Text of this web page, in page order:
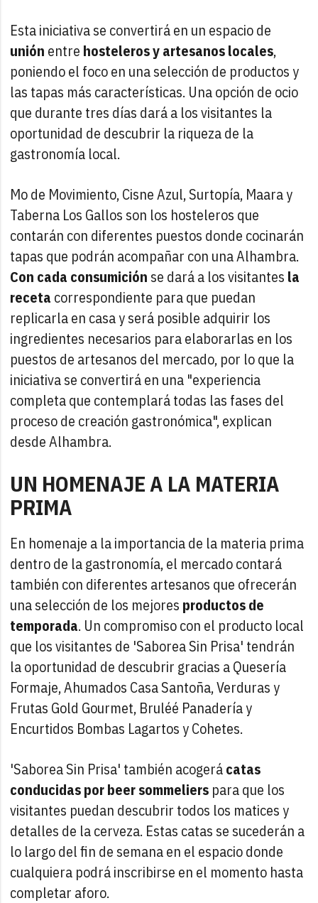
Esta iniciativa se convertirá en un espacio de
unión entre hosteleros y artesanos locales,
poniendo el foco en una selección de productos y
las tapas más características. Una opción de ocio
que durante tres días dará a los visitantes la
oportunidad de descubrir la riqueza de la
gastronomía local.
Mo de Movimiento, Cisne Azul, Surtopía, Maara y
Taberna Los Gallos son los hosteleros que
contarán con diferentes puestos donde cocinarán
tapas que podrán acompañar con una Alhambra.
Con cada consumición se dará a los visitantes la
receta correspondiente para que puedan
replicarla en casa y será posible adquirir los
ingredientes necesarios para elaborarlas en los
puestos de artesanos del mercado, por lo que la
iniciativa se convertirá en una "experiencia
completa que contemplará todas las fases del
proceso de creación gastronómica", explican
desde Alhambra.
UN HOMENAJE A LA MATERIA
PRIMA
En homenaje a la importancia de la materia prima
dentro de la gastronomía, el mercado contará
también con diferentes artesanos que ofrecerán
una selección de los mejores productos de
temporada. Un compromiso con el producto local
que los visitantes de 'Saborea Sin Prisa' tendrán
la oportunidad de descubrir gracias a Quesería
Formaje, Ahumados Casa Santoña, Verduras y
Frutas Gold Gourmet, Bruléé Panadería y
Encurtidos Bombas Lagartos y Cohetes.
'Saborea Sin Prisa' también acogerácatas
conducidas por beer sommeliers para que los
visitantes puedan descubrir todos los matices y
detalles de la cerveza. Estas catas se sucederán a
lo largo del fin de semana en el espacio donde
cualquiera podrá inscribirse en el momento hasta
completar aforo.